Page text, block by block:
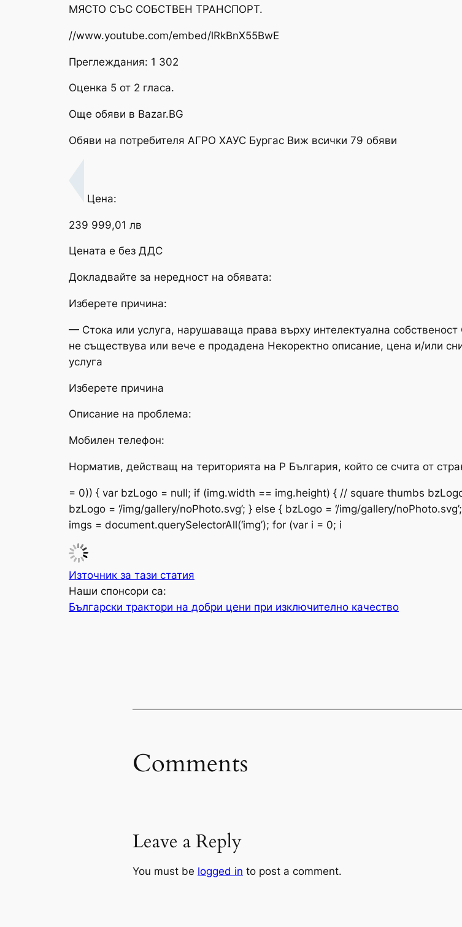
МЯСТО СЪС СОБСТВЕН ТРАНСПОРТ.
//www.youtube.com/embed/lRkBnX55BwE
Преглеждания: 1 302
Оценка 5 от 2 гласа.
Още обяви в Bazar.BG
Обяви на потребителя АГРО ХАУС Бургас Виж всички 79 обяви
Цена:
239 999,01 лв
Цената е без ДДС
Докладвайте за нередност на обявата:
Изберете причина:
— Стока или услуга, нарушаваща права върху интелектуална
не съществува или вече е продадена Некоректно описание, цена и/или
услуга
Изберете причина
Описание на проблема:
Мобилен телефон:
Норматив, действащ на територията на Р България, който се счита от
= 0)) { var bzLogo = null; if (img.width == img.height) { // square thumbs
bzLogo = ‘/img/gallery/noPhoto.svg’; } else { bzLogo = ‘/img/gallery/
imgs = document.querySelectorAll(‘img’); for (var i = 0; i
Източник за тази статия
Наши спонсори са:
Български трактори на добри цени при изключително качество
Comments
Leave a Reply
You must be logged in to post a comment.